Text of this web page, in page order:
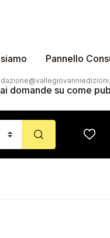
Pannello
domande su come